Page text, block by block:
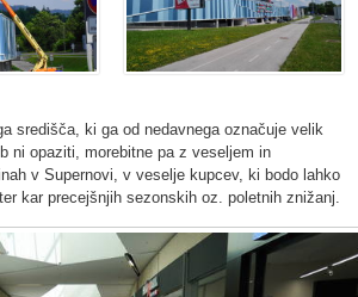
središča, ki ga od nedavnega označuje velik
ni opaziti, morebitne pa z veseljem in
v Supernovi, v veselje kupcev, ki bodo lahko
kar precejšnjih sezonskih oz. poletnih znižanj.